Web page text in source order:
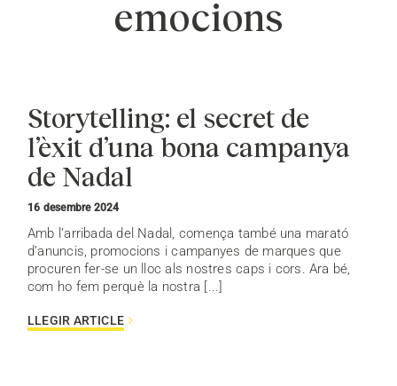
emocions
Storytelling: el secret de
l’èxit d’una bona campanya
de Nadal
16 desembre 2024
Amb l’arribada del Nadal, comença també una marató
d’anuncis, promocions i campanyes de marques que
procuren fer-se un lloc als nostres caps i cors. Ara bé,
com ho fem perquè la nostra [...]
LLEGIR ARTICLE